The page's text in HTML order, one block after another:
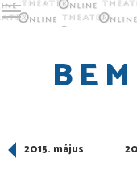
Toggle main menu
2015. május